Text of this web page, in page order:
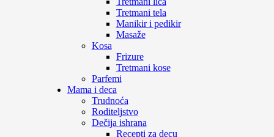
Tretmani tela
Manikir i pedikir
Masaže
Kosa
Frizure
Tretmani kose
Parfemi
Mama i deca
Trudnoća
Roditeljstvo
Dečija ishrana
Recepti za decu